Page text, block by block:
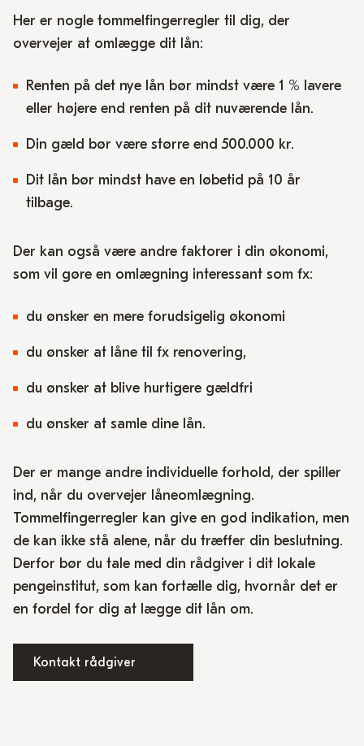
Her er nogle tommelfingerregler til dig, der
overvejer at omlægge dit lån:
Renten på det nye lån bør mindst være 1 % lavere
eller højere end renten på dit nuværende lån.
Din gæld bør være større end 500.000 kr.
Dit lån bør mindst have en løbetid på 10 år
tilbage.
Der kan også være andre faktorer i din økonomi,
som vil gøre en omlægning interessant som fx:
du ønsker en mere forudsigelig økonomi
du ønsker at låne til fx renovering,
du ønsker at blive hurtigere gældfri
du ønsker at samle dine lån.
Der er mange andre individuelle forhold, der spiller
ind, når du overvejer låneomlægning.
Tommelfingerregler kan give en god indikation, men
de kan ikke stå alene, når du træffer din beslutning.
Derfor bør du tale med din rådgiver i dit lokale
pengeinstitut, som kan fortælle dig, hvornår det er
en fordel for dig at lægge dit lån om.
Kontakt rådgiver